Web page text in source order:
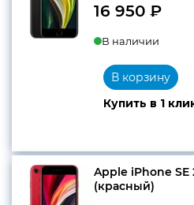
16 950 ₽
В наличии
Купить в 1
В корзину
Apple iPhone SE
(красный)